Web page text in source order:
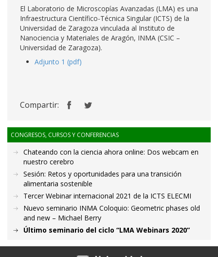
El Laboratorio de Microscopías Avanzadas (LMA) es una
Infraestructura Científico-Técnica Singular (ICTS) de la
Universidad de Zaragoza vinculada al Instituto de
Nanociencia y Materiales de Aragón, INMA (CSIC –
Universidad de Zaragoza).
Adjunto 1 (pdf)
Compartir:
CONGRESOS, CURSOS Y CONFERENCIAS
Chateando con la ciencia ahora online: Dos webcam en
nuestro cerebro
Sesión: Retos y oportunidades para una transición
alimentaria sostenible
Tercer Webinar internacional 2021 de la ICTS ELECMI
Nuevo seminario INMA Coloquio: Geometric phases old
and new – Michael Berry
Último seminario del ciclo “LMA Webinars 2020”